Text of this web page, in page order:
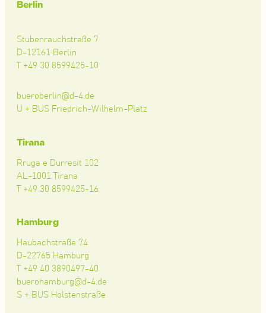
Berlin
Stubenrauchstraße 7
D-12161 Berlin
T +49 30 8599425-10
bueroberlin@d-4.de
U + BUS Friedrich-Wilhelm-Platz
Tirana
Rruga e Durresit 102
AL-1001 Tirana
T +49 30 8599425-16
Hamburg
Haubachstraße 74
D-22765 Hamburg
T +49 40 3890497-40
buerohamburg@d-4.de
S + BUS Holstenstraße